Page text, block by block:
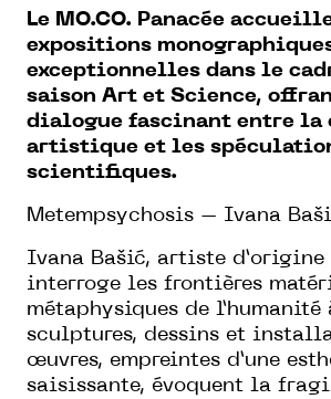
Le MO.CO. Panacée
expositions
exceptionnelles dans le
saison Art et Science,
dialogue fascinant entre la
artistique et les
scientifiques.
Metempsychosis – Ivana
Ivana Bašić, artiste d’origine
interroge les frontières
métaphysiques de l’humanité
sculptures, dessins et
œuvres, empreintes d’une
saisissante, évoquent la